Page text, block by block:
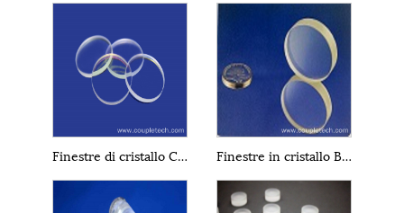
Finestre di cristallo CaF2 del fluoruro di calcio Finestre in cristallo BaF2 al fluoruro di bario